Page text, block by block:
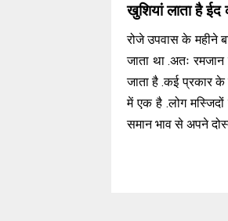
खुशियां लाता है ईद
रोजे उपवास के महीने
जाता था .अतः
जाता है .कई प्रकार के
में एक है .लोग
समान भाव से अपने